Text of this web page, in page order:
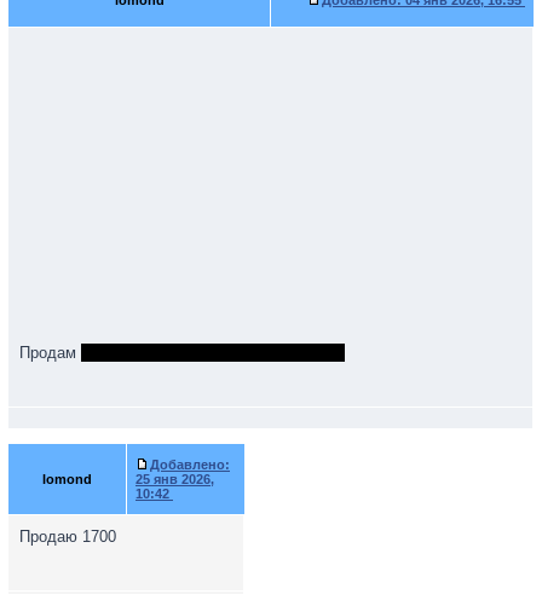
Продам
lomond
Добавлено:
25 янв 2026,
10:42
Продаю 1700